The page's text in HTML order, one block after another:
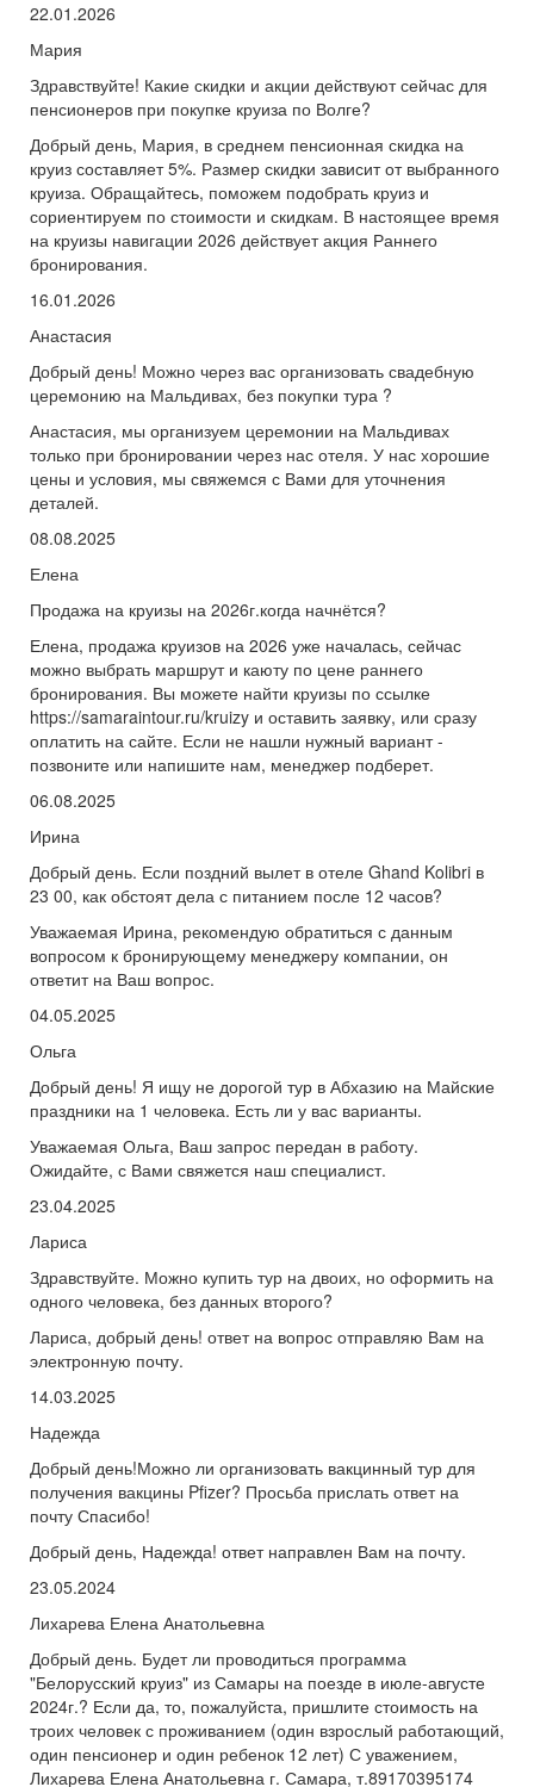
22.01.2026
Мария
Здравствуйте! Какие скидки и акции действуют сейчас для
пенсионеров при покупке круиза по Волге?
Добрый день, Мария, в среднем пенсионная скидка на
круиз составляет 5%. Размер скидки зависит от выбранного
круиза. Обращайтесь, поможем подобрать круиз и
сориентируем по стоимости и скидкам. В настоящее время
на круизы навигации 2026 действует акция Раннего
бронирования.
16.01.2026
Анастасия
Добрый день! Можно через вас организовать свадебную
церемонию на Мальдивах, без покупки тура ?
Анастасия, мы организуем церемонии на Мальдивах
только при бронировании через нас отеля. У нас хорошие
цены и условия, мы свяжемся с Вами для уточнения
деталей.
08.08.2025
Елена
Продажа на круизы на 2026г.когда начнётся?
Елена, продажа круизов на 2026 уже началась, сейчас
можно выбрать маршрут и каюту по цене раннего
бронирования. Вы можете найти круизы по ссылке
https://samaraintour.ru/kruizy и оставить заявку, или сразу
оплатить на сайте. Если не нашли нужный вариант -
позвоните или напишите нам, менеджер подберет.
06.08.2025
Ирина
Добрый день. Если поздний вылет в отеле Ghand Kolibri в
23 00, как обстоят дела с питанием после 12 часов?
Уважаемая Ирина, рекомендую обратиться с данным
вопросом к бронирующему менеджеру компании, он
ответит на Ваш вопрос.
04.05.2025
Ольга
Добрый день! Я ищу не дорогой тур в Абхазию на Майские
праздники на 1 человека. Есть ли у вас варианты.
Уважаемая Ольга, Ваш запрос передан в работу.
Ожидайте, с Вами свяжется наш специалист.
23.04.2025
Лариса
Здравствуйте. Можно купить тур на двоих, но оформить на
одного человека, без данных второго?
Лариса, добрый день! ответ на вопрос отправляю Вам на
электронную почту.
14.03.2025
Надежда
Добрый день!Можно ли организовать вакцинный тур для
получения вакцины Pfizer? Просьба прислать ответ на
почту Спасибо!
Добрый день, Надежда! ответ направлен Вам на почту.
23.05.2024
Лихарева Елена Анатольевна
Добрый день. Будет ли проводиться программа
"Белорусский круиз" из Самары на поезде в июле-августе
2024г.? Если да, то, пожалуйста, пришлите стоимость на
троих человек с проживанием (один взрослый работающий,
один пенсионер и один ребенок 12 лет) С уважением,
Лихарева Елена Анатольевна г. Самара, т.89170395174